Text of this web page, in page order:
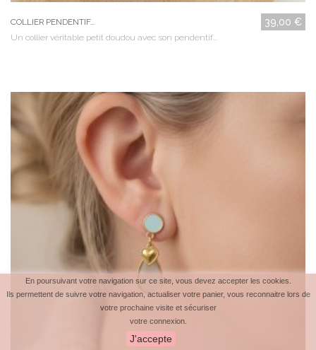
COLLIER PENDENTIF... 39,00 €
Un collier véritable petit doudou avec son pendentif...
En poursuivant votre navigation sur ce site, vous devez accepter les cookies.
Ils permettent de suivre votre navigation, actualiser votre panier, vous reconnaitre lors de
votre prochaine visite et sécuriser
votre connexion.
J'accepte